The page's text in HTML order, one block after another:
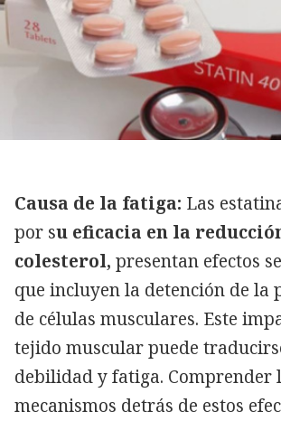
Causa de la fatiga: Las
por su eficacia en la
colesterol, presentan efectos
que incluyen la detención de la
de células musculares. Este
tejido muscular puede
debilidad y fatiga. Comprender
mecanismos detrás de estos